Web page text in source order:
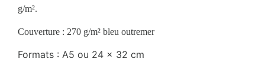
g/m².
Couverture : 270 g/m² bleu outremer
Formats : A5 ou 24 x 32 cm